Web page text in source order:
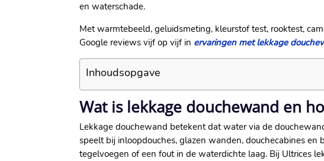
en waterschade.
Met warmtebeeld, geluidsmeting, kleurstof test, rooktest,
Google reviews vijf op vijf in ervaringen met lekkage
Inhoudsopgave
Wat is lekkage douchewand en
Lekkage douchewand betekent dat water via de
speelt bij inloopdouches, glazen wanden, douchecabines
tegelvoegen of een fout in de waterdichte laag. Bij Ultrices